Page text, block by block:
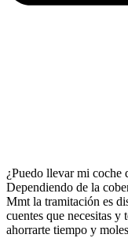
¿Puedo llevar mi coche
Dependiendo de la
Mmt la tramitación es
cuentes que necesitas y
ahorrarte tiempo y